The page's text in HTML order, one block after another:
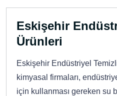
Eskişehir
Ürünleri
Eskişehir Endüstriyel
kimyasal firmaları,
için kullanması gereken su